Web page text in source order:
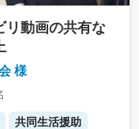
リ動画の共有な
様
共同生活援助